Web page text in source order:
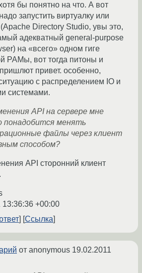
бы понятно на что. А вот
запустить виртуалку или
Directory Studio, увы это,
адекватный general-purpose
на «всего» одном гиге
РАМы, вот тогда питоны и
привет. особенно,
с распределением IO и
системами.
API на сервере мне
понадобится менять
файлы через клиент
способом?
API сторонний клиент
13:36:36 +00:00
Ссылка
от anonymous 19.02.2011